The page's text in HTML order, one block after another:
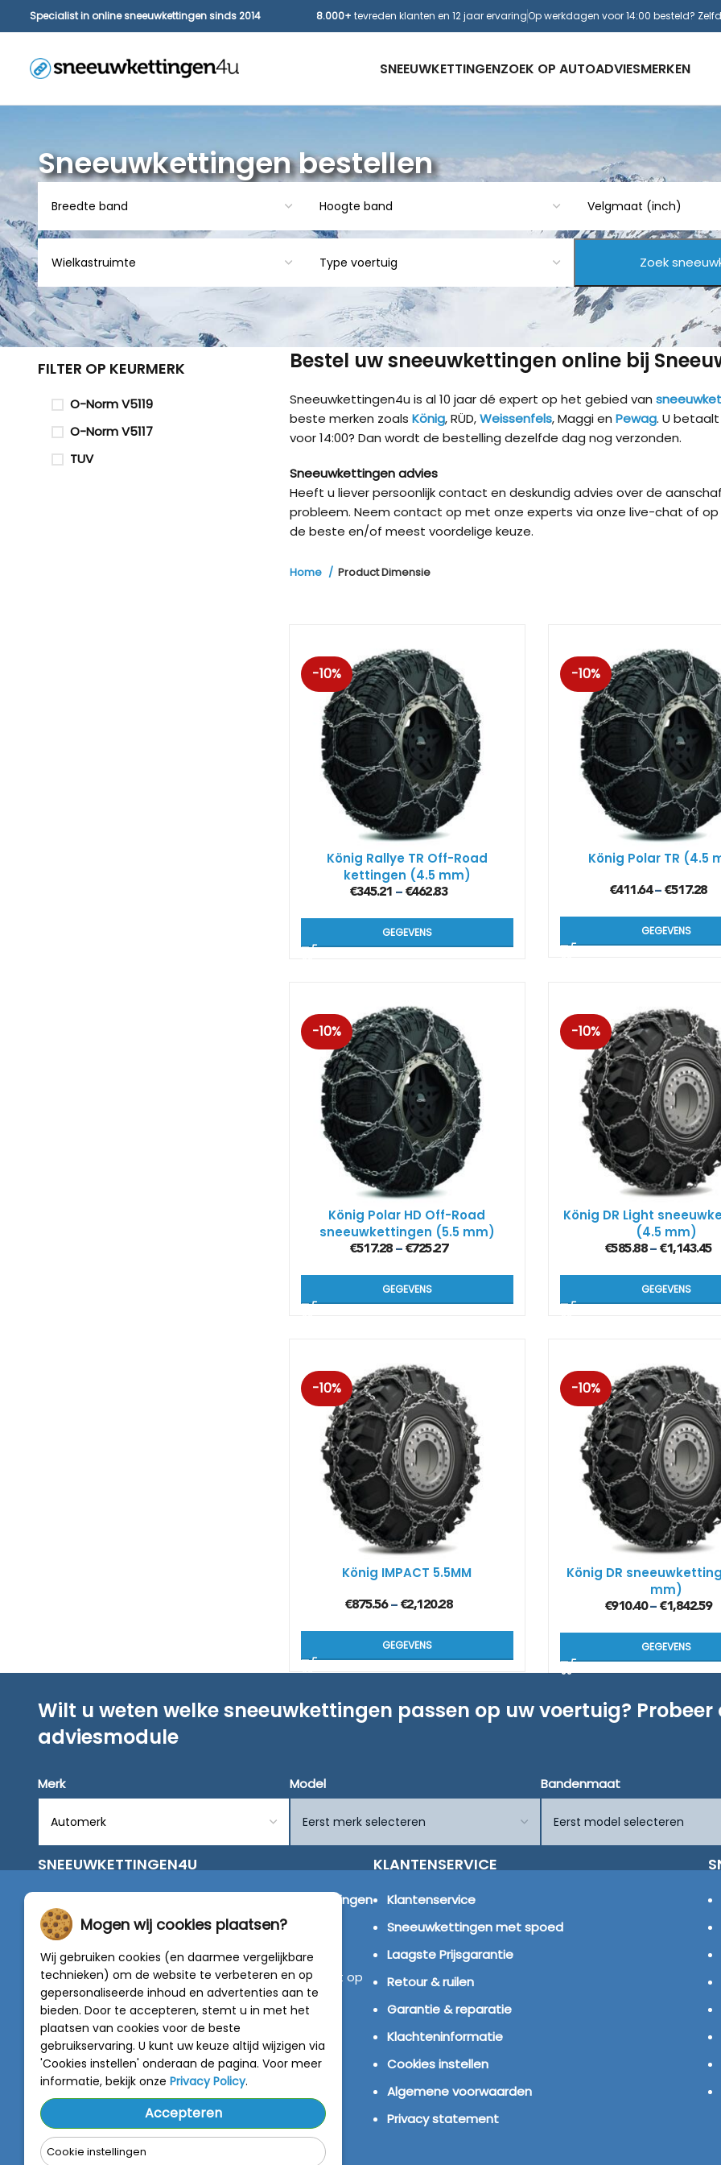
Specialist in online sneeuwkettingen sinds 2014 8.000+ tevreden klanten en 12 jaar ervaringOp werkdagen voor 14:00 besteld?
SNEEUWKETTINGENZOEK OP AUTOADVIESMERKEN
4×4
Sneeuwkettingen bestellen
Bestel uw sneeuwkettingen online bij
Sneeuwkettingen4u is al 10 jaar dé expert op het gebied van
beste merken zoals König, RÜD,Weissenfels, Maggi en Pewag. U
voor 14:00? Dan wordt de bestelling dezelfde dag nog verzonden.
Sneeuwkettingen advies
Heeft u liever persoonlijk contact en deskundig advies over de
probleem. Neem contact op met onze experts via onze live-chat of op
de beste en/of meest voordelige keuze.
Home Product Dimensie
-10%
König Rallye TR Off-Road
kettingen (4.5 mm)
€345.21 – €462.83
GEGEVENS
-10%
König Polar TR (4.5
€411.64–€517.28
GEGEVENS
-10%
König Polar HD Off-Road
sneeuwkettingen (5.5 mm)
€517.28– €725.27
GEGEVENS
-10%
König DR Light
(4.5 mm)
€585.88–€1,143.45
GEGEVENS
-10%
König IMPACT 5.5MM
€875.56– €2,120.28
GEGEVENS
-10%
König DR
mm)
€910.40–€1,842.59
GEGEVENS
FILTER OP KEURMERK
O-Norm V5119
O-Norm V5117
TUV
Wilt u weten welke sneeuwkettingen passen op uw voertuig?
adviesmodule
Merk Model Bandenmaat
SNEEUWKETTINGEN4U
sneeuwkettingen
van alleen de beste merken zoals Pewag, König,
Weissenfels, Maggi en RÜD.
Vragen of graag persoonlijk advies? Neem contact op
met onze experts :0318 - 250030
4.5 van 5
van788 beoordelingen
KLANTENSERVICE
Klantenservice
Sneeuwkettingen met spoed
Laagste Prijsgarantie
Retour & ruilen
Garantie & reparatie
Klachteninformatie
Cookies instellen
Algemene voorwaarden
Privacy statement
Mogen wij cookies plaatsen?
Wij gebruiken cookies (en daarmee vergelijkbare
technieken) om de website te verbeteren en op
gepersonaliseerde inhoud en advertenties aan te
bieden. Door te accepteren, stemt u in met het
plaatsen van cookies voor de beste
gebruikservaring. U kunt uw keuze altijd wijzigen via
'Cookies instellen' onderaan de pagina. Voor meer
informatie, bekijk onze Privacy Policy.
Accepteren
Cookie instellingen